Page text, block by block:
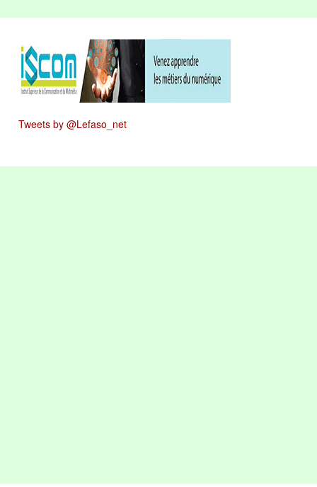
Tweets by @Lefaso_net